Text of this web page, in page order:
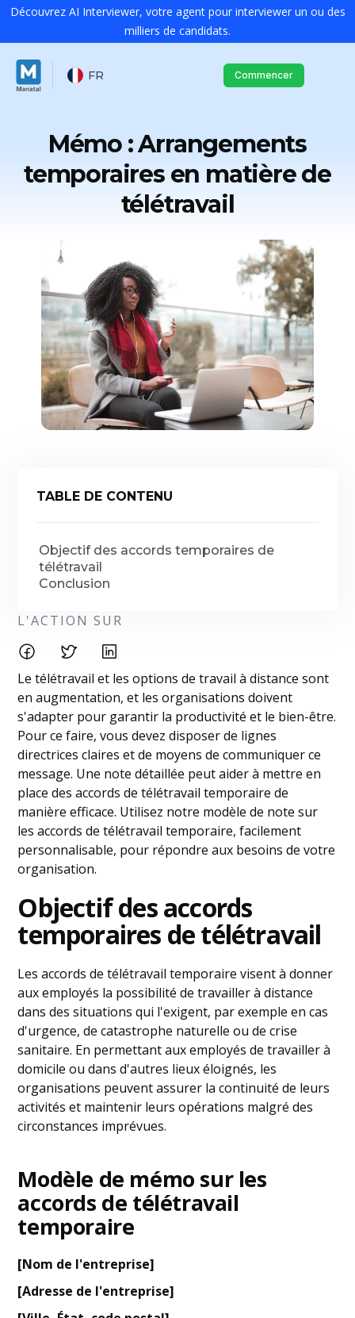
Découvrez AI Interviewer, votre agent pour interviewer un ou des
milliers de candidats.
FR Commencer
Mémo : Arrangements
temporaires en matière de
télétravail
TABLE DE CONTENU
Objectif des accords temporaires de
télétravail
Conclusion
L'ACTION SUR
Le télétravail et les options de travail à distance sont
en augmentation, et les organisations doivent
s'adapter pour garantir la productivité et le bien-être.
Pour ce faire, vous devez disposer de lignes
directrices claires et de moyens de communiquer ce
message. Une note détaillée peut aider à mettre en
place des accords de télétravail temporaire de
manière efficace. Utilisez notre modèle de note sur
les accords de télétravail temporaire, facilement
personnalisable, pour répondre aux besoins de votre
organisation.
Objectif des accords
temporaires de télétravail
Les accords de télétravail temporaire visent à donner
aux employés la possibilité de travailler à distance
dans des situations qui l'exigent, par exemple en cas
d'urgence, de catastrophe naturelle ou de crise
sanitaire. En permettant aux employés de travailler à
domicile ou dans d'autres lieux éloignés, les
organisations peuvent assurer la continuité de leurs
activités et maintenir leurs opérations malgré des
circonstances imprévues.
Modèle de mémo sur les
accords de télétravail
temporaire
[Nom de l'entreprise]
[Adresse de l'entreprise]